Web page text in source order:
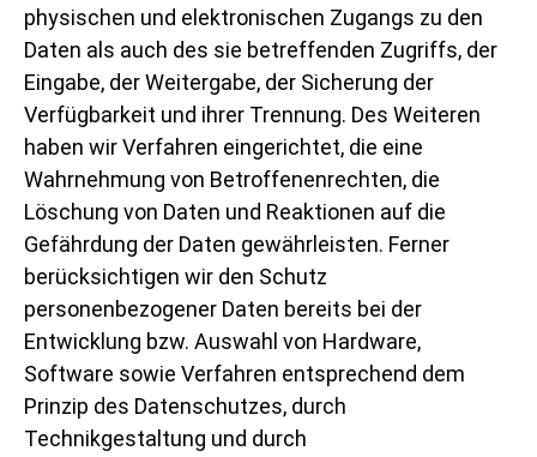
physischen und elektronischen Zugangs zu den
Daten als auch des sie betreffenden Zugriffs, der
Eingabe, der Weitergabe, der Sicherung der
Verfügbarkeit und ihrer Trennung. Des Weiteren
haben wir Verfahren eingerichtet, die eine
Wahrnehmung von Betroffenenrechten, die
Löschung von Daten und Reaktionen auf die
Gefährdung der Daten gewährleisten. Ferner
berücksichtigen wir den Schutz
personenbezogener Daten bereits bei der
Entwicklung bzw. Auswahl von Hardware,
Software sowie Verfahren entsprechend dem
Prinzip des Datenschutzes, durch
Technikgestaltung und durch